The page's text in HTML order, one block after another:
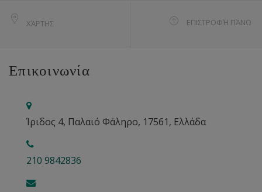
ΧΆΡΤΗΣ ΕΠΙΣΤΡΟΦΉ ΠΆΝΩ
Επικοινωνία
Ίριδος 4, Παλαιό Φάληρο, 17561, Ελλάδα
210 9842836